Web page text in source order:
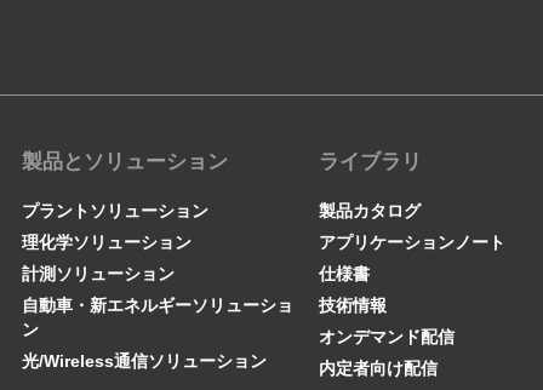
製品とソリューション
プラントソリューション
理化学ソリューション
計測ソリューション
自動車・新エネルギーソリューショ
ン
光/Wireless通信ソリューション
ライブラリ
製品カタログ
アプリケーションノート
仕様書
技術情報
オンデマンド配信
内定者向け配信